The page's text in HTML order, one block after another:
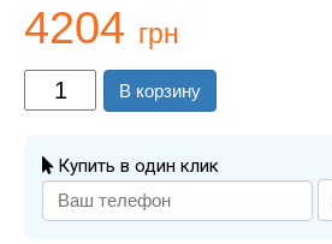
4204 грн
В корзину
Купить в один клик